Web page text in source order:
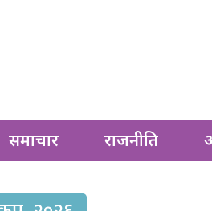
समाचार राजनीति